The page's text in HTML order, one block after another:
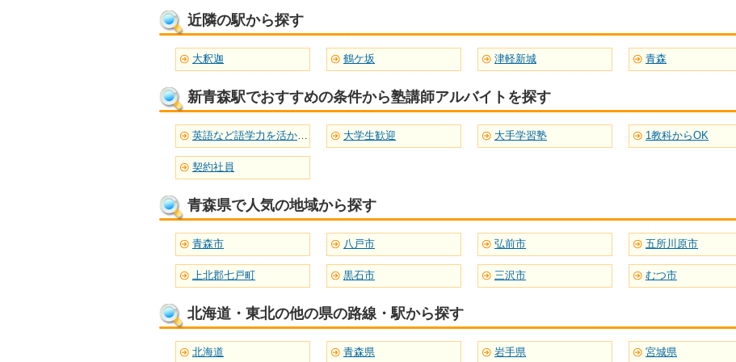
近隣の駅から探す
大釈迦 鶴ケ坂 津軽新城 青森
新青森駅でおすすめの条件から塾講師アルバイトを探す
英語など語学力を活かせる 大学生歓迎 大手学習塾 1教科からOK
契約社員
青森県で人気の地域から探す
青森市 八戸市 弘前市 五所川原市
上北郡七戸町 黒石市 三沢市 むつ市
北海道・東北の他の県の路線・駅から探す
北海道 青森県 岩手県 宮城県